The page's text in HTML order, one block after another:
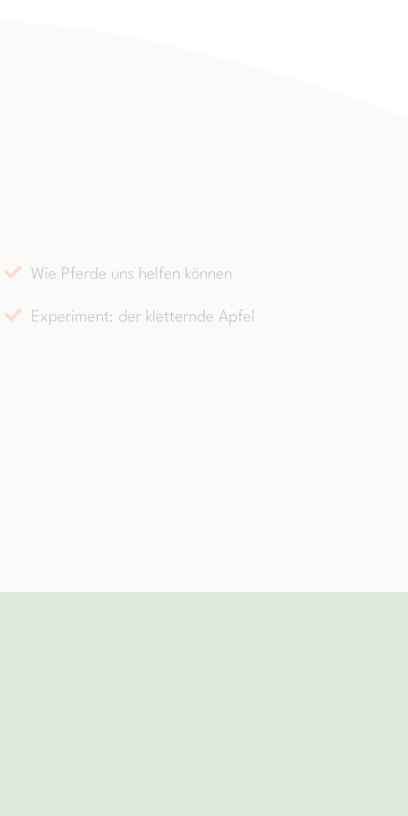
Wie Pferde uns helfen können
Experiment: der kletternde Apfel